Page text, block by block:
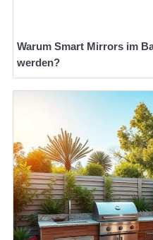
Warum Smart Mirrors im
werden?